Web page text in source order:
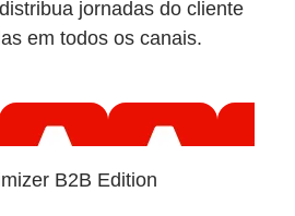
jornadas do cliente
em todos os canais.
B2B Edition